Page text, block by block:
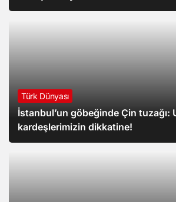
Türk Dünyası
İstanbul’un göbeğinde Çin tuzağı:
kardeşlerimizin dikkatine!